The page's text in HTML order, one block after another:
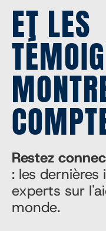
ET LES
Restez
: les
experts sur
monde.